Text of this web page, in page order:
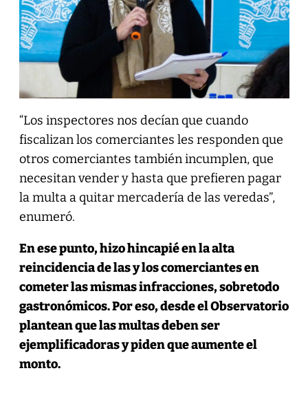
“Los inspectores nos decían que cuando
fiscalizan los comerciantes les responden que
otros comerciantes también incumplen, que
necesitan vender y hasta que prefieren pagar
la multa a quitar mercadería de las veredas”,
enumeró.
En ese punto, hizo hincapié en la alta
reincidencia de las y los comerciantes en
cometer las mismas infracciones, sobretodo
gastronómicos. Por eso, desde el Observatorio
plantean que las multas deben ser
ejemplificadoras y piden que aumente el
monto.